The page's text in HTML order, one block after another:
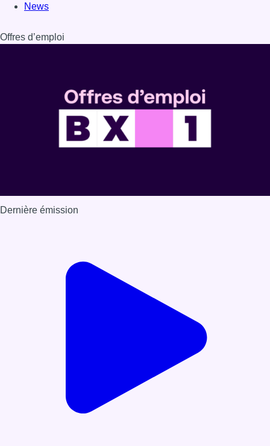
News
Offres d’emploi
Dernière émission